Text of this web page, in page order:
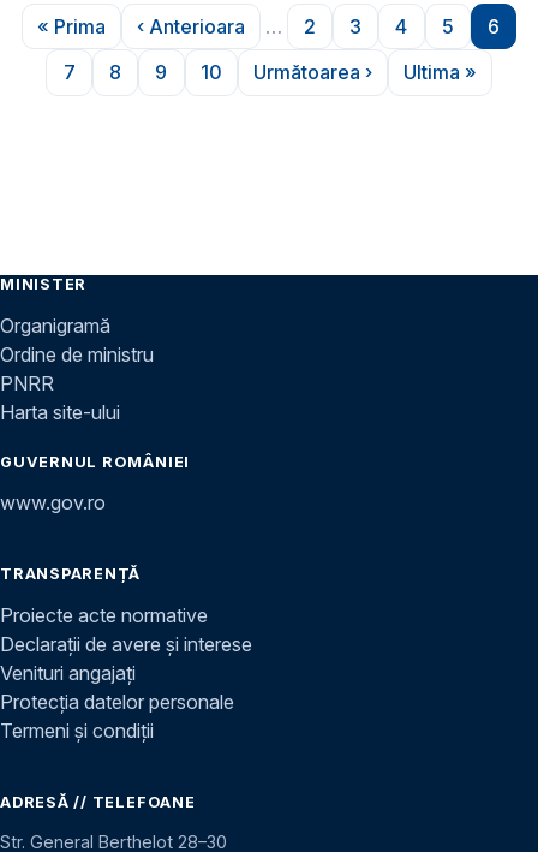
Paginare
Prima pagină
« Prima
Pagina anterioară
‹ Anterioara …
Pagina
2
Pagina
3
Pagina
4
Pagina
5 6
Pagina
7
Pagina
8
Pagina
9
Pagina
10
Pagina următoare
Următoarea ›
Ultima
Ultima »
MINISTER
Organigramă
Ordine de ministru
PNRR
Harta site-ului
GUVERNUL ROMÂNIEI
www.gov.ro
TRANSPARENȚĂ
Proiecte acte normative
Declarații de avere și interese
Venituri angajați
Protecția datelor personale
Termeni și condiții
ADRESĂ // TELEFOANE
Str. General Berthelot 28–30